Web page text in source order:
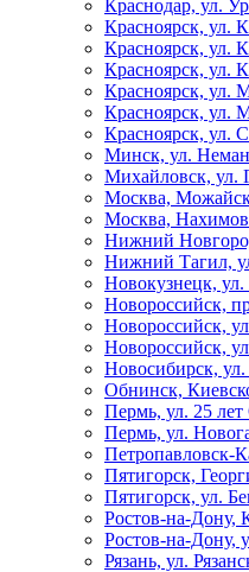
Краснодар, ул.
Красноярск, ул.
Красноярск, ул.
Красноярск, ул.
Красноярск, ул.
Красноярск, ул.
Красноярск, ул.
Минск, ул.
Михайловск, ул.
Москва,
Москва,
Нижний
Нижний Тагил,
Новокузнецк,
Новороссийск,
Новороссийск,
Новороссийск,
Новосибирск,
Обнинск,
Пермь, ул. 25 лет
Пермь, ул.
Петропавловск-
Пятигорск,
Пятигорск, ул.
Ростов-на-Дону,
Ростов-на-Дону,
Рязань, ул.